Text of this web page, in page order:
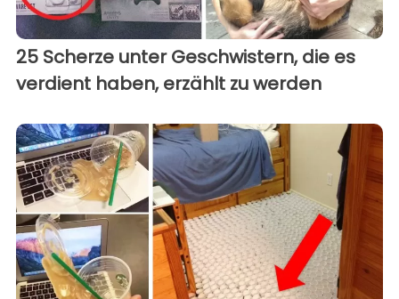
25 Scherze unter Geschwistern, die es
verdient haben, erzählt zu werden